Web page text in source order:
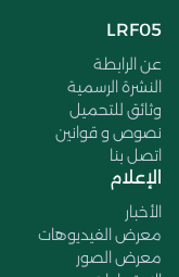
LRF05
عن الرابطة
النشرة الرسمية
وثائق للتحميل
نصوص و قوانين
اتصل بنا
الإعلام
الأخبار
معرض الفيديوهات
معرض الصور